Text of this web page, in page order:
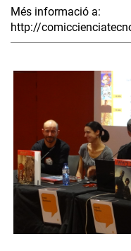
Més informació a:
http://